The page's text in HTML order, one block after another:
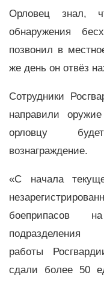
Орловец знал,
обнаружения
позвонил в
же день он отвёз
Сотрудники
направили
орловцу
вознаграждение.
«С начала
боеприпасов
подразделения
работы
сдали более 50